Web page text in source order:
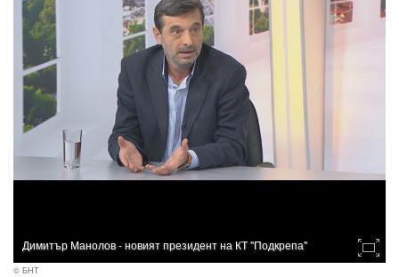
Димитър Манолов - новият президент на КТ "Подкрепа"
© БНТ